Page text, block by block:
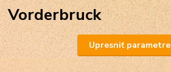
Vorderbruck
Upresniť parametre